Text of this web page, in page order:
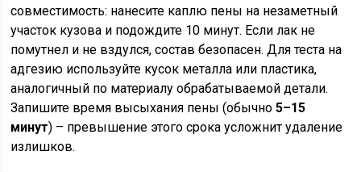
совместимость: нанесите каплю пены на незаметный
участок кузова и подождите 10 минут. Если лак не
помутнел и не вздулся, состав безопасен. Для теста на
адгезию используйте кусок металла или пластика,
аналогичный по материалу обрабатываемой детали.
Запишите время высыхания пены (обычно5–15
минут) – превышение этого срока усложнит удаление
излишков.